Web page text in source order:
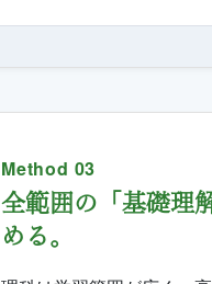
Method 03
全範囲の「基礎理
める。